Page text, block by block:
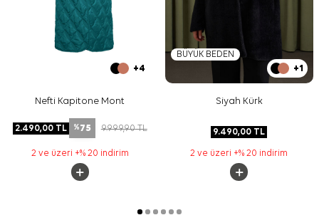
+4
Nefti Kapitone Mont
2.490,00TL %75 9.999,90TL
2 ve üzeri +% 20 indirim
BÜYÜK BEDEN
+1
Siyah Kürk
9.490,00 TL
2 ve üzeri +% 20 indirim